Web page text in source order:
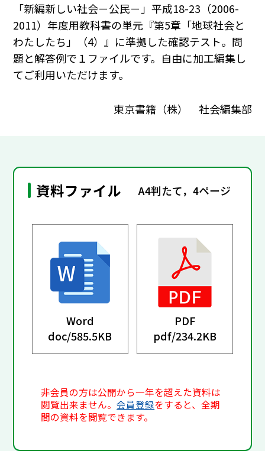
「新編新しい社会－公民－」平成18-23（2006-
2011）年度用教科書の単元『第5章「地球社会と
わたしたち」（4）』に準拠した確認テスト。問
題と解答例で１ファイルです。自由に加工編集し
てご利用いただけます。
東京書籍（株） 社会編集部
資料ファイル A4判たて，4ページ
Word
doc/585.5KB
PDF
pdf/234.2KB
非会員の方は公開から一年を超えた資料は
閲覧出来ません。会員登録をすると、全期
間の資料を閲覧できます。